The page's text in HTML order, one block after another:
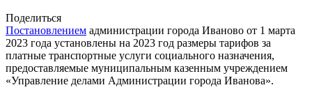
Поделиться
Постановлением администрации города Иваново от 1 марта
2023 года установлены на 2023 год размеры тарифов за
платные транспортные услуги социального назначения,
предоставляемые муниципальным казенным учреждением
«Управление делами Администрации города Иванова».